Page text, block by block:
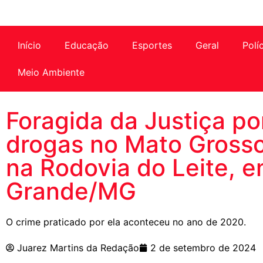
Início Educação Esportes Geral
Meio Ambiente
Foragida da Justiça
drogas no Mato
na Rodovia do Leite,
Grande/MG
O crime praticado por ela aconteceu no ano de 2020.
Juarez Martins da Redação 2 de setembro de 2024